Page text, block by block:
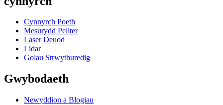
Cynnyrch Poeth
Mesurydd Pellter
Laser Deuod
Lidar
Golau Strwythuredig
Gwybodaeth
Newyddion a Blogiau